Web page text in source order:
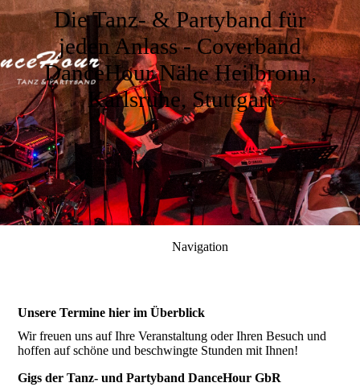
Die Tanz- & Partyband für
jeden Anlass- Coverband
DanceHour Nähe Heilbronn,
Karlsruhe, Stuttgart
Navigation
Unsere Termine hier im Überblick
Wir freuen uns auf Ihre Veranstaltung oder Ihren Besuch und
hoffen auf schöne und beschwingte Stunden mit Ihnen!
Gigs der Tanz- und Partyband DanceHour GbR